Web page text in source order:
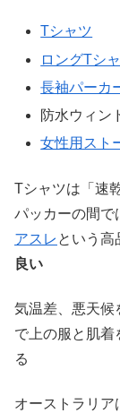
Tシャツ
ロングTシ
長袖パーカ
防水ウィン
女性用スト
Tシャツは「速
パッカーの間で
アスレ という高
良い
気温差、悪天候
で上の服と肌着
る
オーストラリア